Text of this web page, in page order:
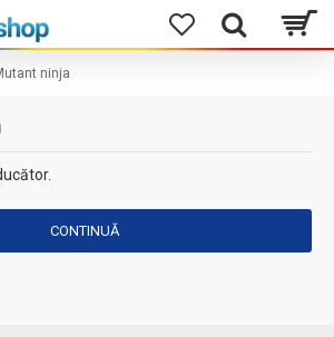
ninja
CONTINUĂ